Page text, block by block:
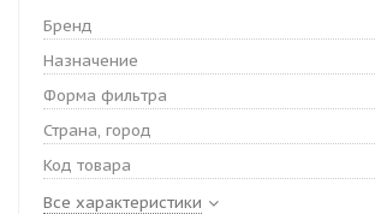
Бренд
Назначение
Форма фильтра
Страна, город
Код товара
Все характеристики